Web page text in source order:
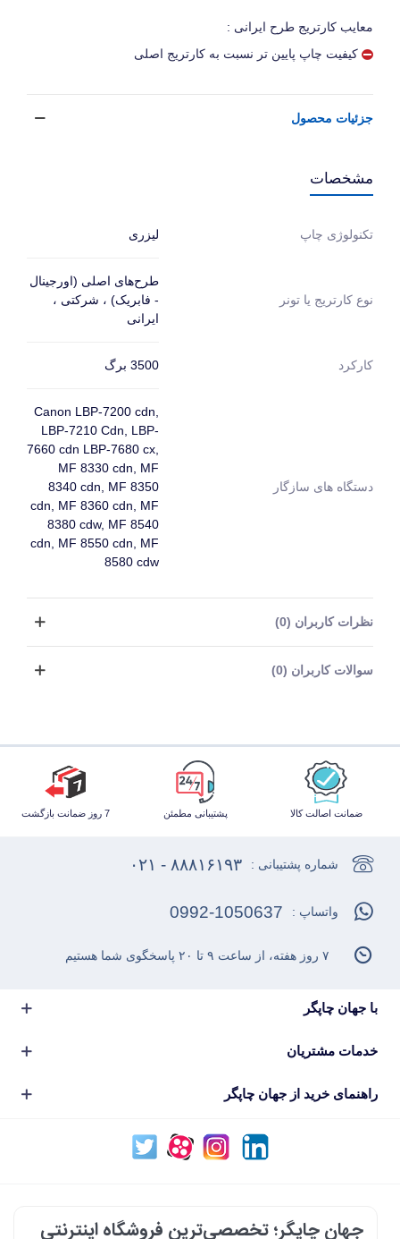
معایب کارتریج طرح ایرانی :
کیفیت چاپ پایین تر نسبت به کارتریج اصلی
جزئیات محصول
مشخصات
تکنولوژی چاپ لیزری
نوع کارتریج یا تونر
طرح‌های اصلی (اورجینال
- فابریک) ، شرکتی ،
ایرانی
کارکرد 3500 برگ
دستگاه های سازگار
Canon LBP-7200 cdn,
LBP-7210 Cdn, LBP-
7660 cdn LBP-7680 cx,
MF 8330 cdn, MF
8340 cdn, MF 8350
cdn, MF 8360 cdn, MF
8380 cdw, MF 8540
cdn, MF 8550 cdn, MF
8580 cdw
نظرات کاربران (0)
سوالات کاربران (0)
ضمانت اصالت کالا پشتیبانی مطمئن 7 روز ضمانت بازگشت
با جهان چاپگر
خدمات مشتریان
راهنمای خرید از جهان چاپگر
شماره پشتیبانی : ۸۸۸۱۶۱۹۳ - ۰۲۱
واتساپ : 0992-1050637
۷ روز هفته، از ساعت ۹ تا ۲۰ پاسخگوی شما هستیم
جهان چاپگر؛ تخصصی‌ترین فروشگاه اینترنتی